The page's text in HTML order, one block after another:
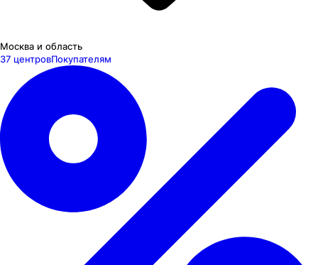
Москва и область
37 центровПокупателям